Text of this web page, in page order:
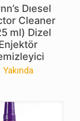
Dıesel
Cleaner
ml) Dizel
Yakında